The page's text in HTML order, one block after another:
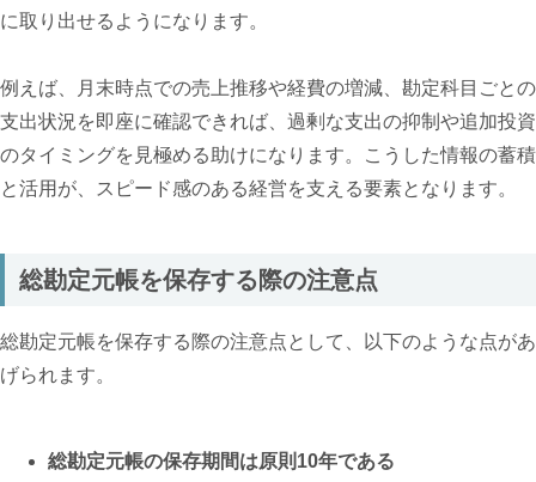
に取り出せるようになります。
例えば、月末時点での売上推移や経費の増減、勘定科目ごとの
支出状況を即座に確認できれば、過剰な支出の抑制や追加投資
のタイミングを見極める助けになります。こうした情報の蓄積
と活用が、スピード感のある経営を支える要素となります。
総勘定元帳を保存する際の注意点
総勘定元帳を保存する際の注意点として、以下のような点があ
げられます。
総勘定元帳の保存期間は原則10年である